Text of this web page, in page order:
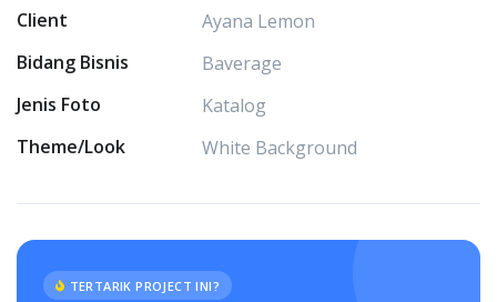
Client
Ayana Lemon
Bidang Bisnis
Baverage
Jenis Foto
Katalog
Theme/Look
White Background
TERTARIK PROJECT INI?